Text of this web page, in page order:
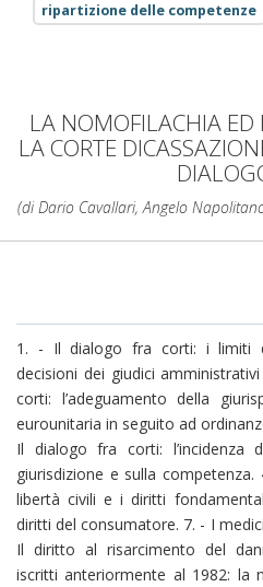
ripartizione delle competenze
LA NOMOFILACHIA ED
LA CORTE
(di Dario Cavallari, Angelo
1. - Il dialogo fra corti: i limiti
decisioni dei giudici
corti: l’adeguamento della
eurounitaria in seguito ad
Il dialogo fra corti: l’incidenza
giurisdizione e sulla
libertà civili e i diritti
diritti del consumatore. 7. - I
Il diritto al risarcimento del
iscritti anteriormente al 1982: la